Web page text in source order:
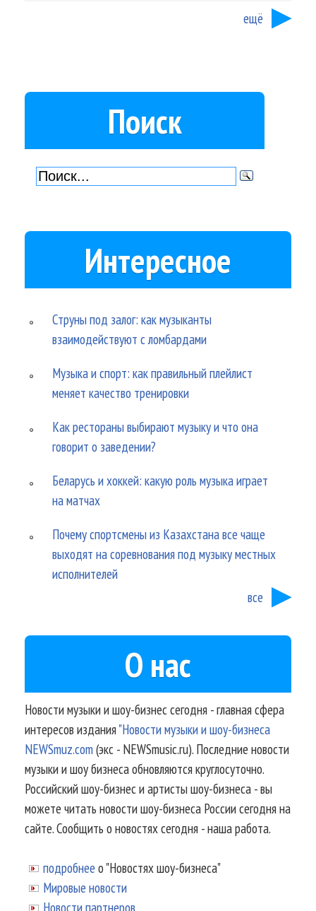
ещё
Поиск
Интересное
Струны под залог: как музыканты
взаимодействуют с ломбардами
Музыка и спорт: как правильный плейлист
меняет качество тренировки
Как рестораны выбирают музыку и что она
говорит о заведении?
Беларусь и хоккей: какую роль музыка играет
на матчах
Почему спортсмены из Казахстана все чаще
выходят на соревнования под музыку местных
исполнителей
все
О нас
Новости музыки и шоу-бизнес сегодня - главная сфера
интересов издания"Новости музыки и шоу-бизнеса
NEWSmuz.com(экс - NEWSmusic.ru). Последние новости
музыки и шоу бизнеса обновляются круглосуточно.
Российский шоу-бизнес и артисты шоу-бизнеса - вы
можете читать новости шоу-бизнеса России сегодня на
сайте. Сообщить о новостях сегодня - наша работа.
подробнее о "Новостях шоу-бизнеса"
Мировые новости
Новости партнеров